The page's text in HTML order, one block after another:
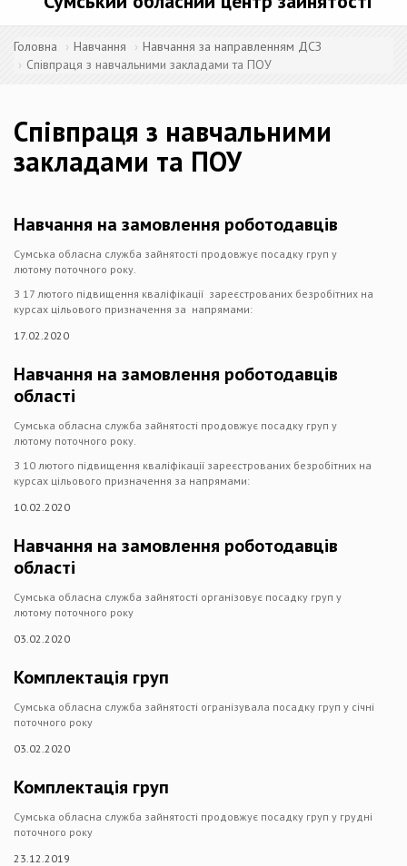
Головна Навчання
Навчання за направленням ДСЗ
Співпраця з навчальними закладами та ПОУ
Співпраця з навчальними
закладами та ПОУ
Навчання на замовлення роботодавців
Сумська обласна служба зайнятості продовжує посадку груп у
лютому поточного року.
З 17 лютого підвищення кваліфікації зареєстрованих безробітних на
курсах цільового призначення за напрямами:
17.02.2020
Навчання на замовлення роботодавців
області
Сумська обласна служба зайнятості продовжує посадку груп у
лютому поточного року.
З 10 лютого підвищення кваліфікації зареєстрованих безробітних на
курсах цільового призначення за напрямами:
10.02.2020
Навчання на замовлення роботодавців
області
Сумська обласна служба зайнятості організовує посадку груп у
лютому поточного року
03.02.2020
Комплектація груп
Сумська обласна служба зайнятості огранізувала посадку груп у січні
поточного року
03.02.2020
Комплектація груп
Сумська обласна служба зайнятості продовжує посадку груп у грудні
поточного року
23.12.2019